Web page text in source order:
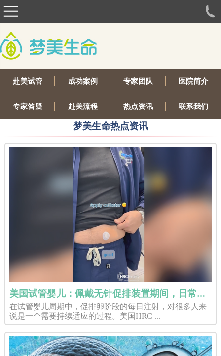
赴美试管 成功案例 专家团队 医院简介
专家答疑 赴美流程 热点资讯 联系我们
梦美生命热点资讯
美国试管婴儿：佩戴无针促排装置期间，日常生活会受影响吗？
在试管婴儿周期中，促排卵阶段的每日注射，对很多人来
说是一个需要持续适应的过程。美国HRC ...